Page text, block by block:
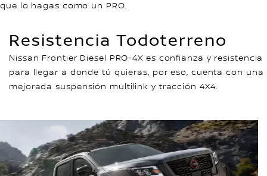
que lo hagas como un PRO.
Resistencia Todoterreno
Nissan Frontier Diesel PRO-4X es confianza y resistencia
para llegar a donde tú quieras, por eso, cuenta con una
mejorada suspensión multilink y tracción 4X4.